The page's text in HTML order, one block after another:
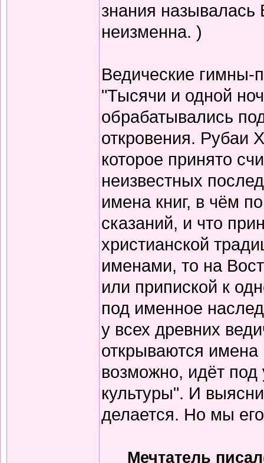
знания
неизменна. )
Ведические гимны-
"Тысячи и одной
обрабатывались
откровения. Рубаи
которое принято
неизвестных
имена книг, в чём
сказаний, и что
христианской
именами, то на
или припиской к
под именное
у всех древних
открываются имена
возможно, идёт под
культуры". И
делается. Но мы
Мечтатель